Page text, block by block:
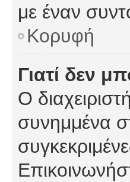
με έναν
Κορυφή
Γιατί δεν
Ο
συνημμένα